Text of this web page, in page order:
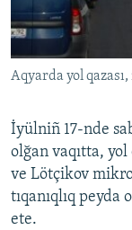
Русский
Українською
RFE/RS bütün
Aqyarda yol
İyülniñ 17-nde
olğan vaqıtta,
ve Lötçikov
tıqanıqlıq peyda
ete.